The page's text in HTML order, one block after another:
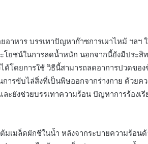
หาร บรรเทาปัญหาก๊าซการเผาไหม้ ฯลฯ ใ
โยชน์ในการลดน้ำหนัก นอกจากนี้ยังมีประ
ด้โดยการใช้ วิธีนี้สามารถลดอาการปวดขอ
การขับไล่สิ่งที่เป็นพิษออกจากร่างกาย ด้วย
ละยังช่วยบรรเทาความร้อน ปัญหาการร้อง
มเมล็ดผักชีในน้ำ หลังจากระบายความร้อน